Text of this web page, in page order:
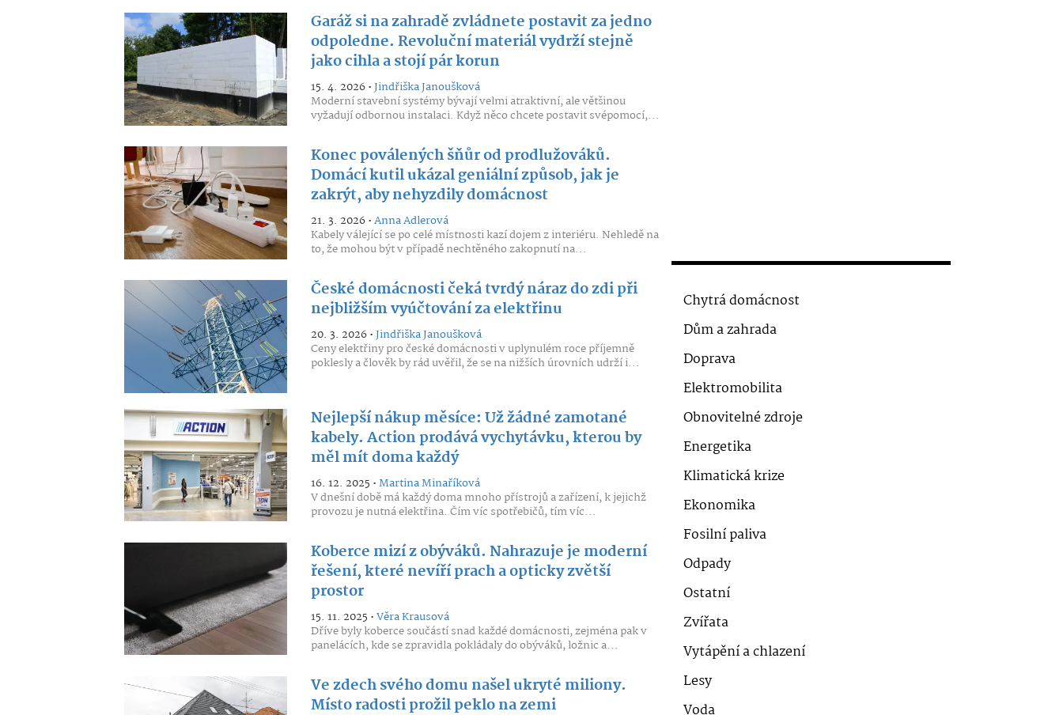
Garáž si na zahradě zvládnete postavit za jedno
odpoledne. Revoluční materiál vydrží stejně
jako cihla a stojí pár korun
15. 4. 2026 •Jindřiška Janoušková
Moderní stavební systémy bývají velmi atraktivní, ale většinou
vyžadují odbornou instalaci. Když něco chcete postavit svépomocí,...
Konec poválených šňůr od prodlužováků.
Domácí kutil ukázal geniální způsob, jak je
zakrýt, aby nehyzdily domácnost
21. 3. 2026 •Anna Adlerová
Kabely válející se po celé místnosti kazí dojem z interiéru. Nehledě na
to, že mohou být v případě nechtěného zakopnutí na...
České domácnosti čeká tvrdý náraz do zdi při
nejbližším vyúčtování za elektřinu
20. 3. 2026 •Jindřiška Janoušková
Ceny elektřiny pro české domácnosti v uplynulém roce příjemně
poklesly a člověk by rád uvěřil, že se na nižších úrovních udrží i...
Nejlepší nákup měsíce: Už žádné zamotané
kabely. Action prodává vychytávku, kterou by
měl mít doma každý
16. 12. 2025 •Martina Minaříková
V dnešní době má každý doma mnoho přístrojů a zařízení, k jejichž
provozu je nutná elektřina. Čím víc spotřebičů, tím víc...
Koberce mizí z obýváků. Nahrazuje je moderní
řešení, které nevíří prach a opticky zvětší
prostor
15. 11. 2025 •Věra Krausová
Dříve byly koberce součástí snad každé domácnosti, zejména pak v
panelácích, kde se zpravidla pokládaly do obýváků, ložnic a...
Ve zdech svého domu našel ukryté miliony.
Místo radosti prožil peklo na zemi
Chytrá domácnost
Dům a zahrada
Doprava
Elektromobilita
Obnovitelné zdroje
Energetika
Klimatická krize
Ekonomika
Fosilní paliva
Odpady
Ostatní
Zvířata
Vytápění a chlazení
Lesy
Voda